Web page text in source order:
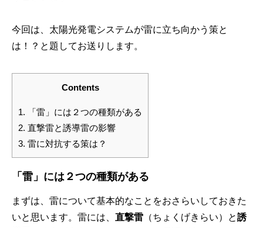
今回は、太陽光発電システムが雷に立ち向かう策と
は！？と題してお送りします。
Contents
1. 「雷」には２つの種類がある
2. 直撃雷と誘導雷の影響
3. 雷に対抗する策は？
「雷」には２つの種類がある
まずは、雷について基本的なことをおさらいしておきた
いと思います。雷には、 直撃雷 （ちょくげきらい）と誘